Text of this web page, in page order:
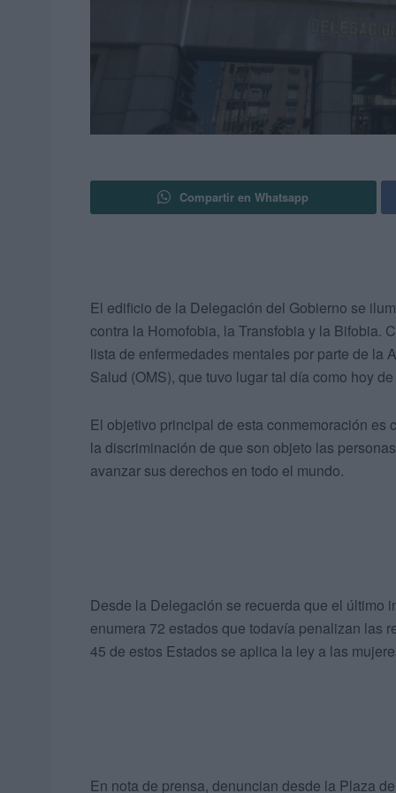
Compartir en Whatsapp
El edificio de la Delegación del Gobierno se
contra la Homofobia, la Transfobia y la Bifobia.
lista de enfermedades mentales por parte de la
Salud (OMS), que tuvo lugar tal día como hoy
El objetivo principal de esta conmemoración
la discriminación de que son objeto las
avanzar sus derechos en todo el mundo.
Desde la Delegación se recuerda que el último
enumera 72 estados que todavía penalizan las
45 de estos Estados se aplica la ley a las
En nota de prensa, denuncian desde la Plaza